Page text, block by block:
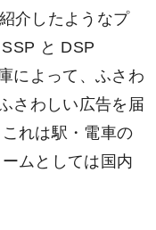
介したようなプ
と DSP
によって、ふさわ
さわしい広告を届
れは駅・電車の
ムとしては国内